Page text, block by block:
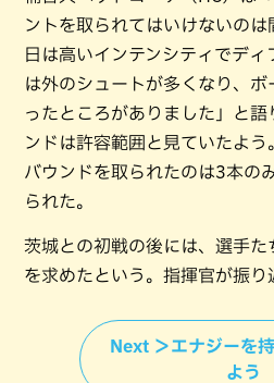
ントを取られてはいけないの
日は高いインテンシティでデ
は外のシュートが多くなり、
ったところがありました」と
ンドは許容範囲と見ていたよう
バウンドを取られたのは3本の
られた。
茨城との初戦の後には、選手
を求めたという。指揮官が振り
Next ＞エナジーを
よう